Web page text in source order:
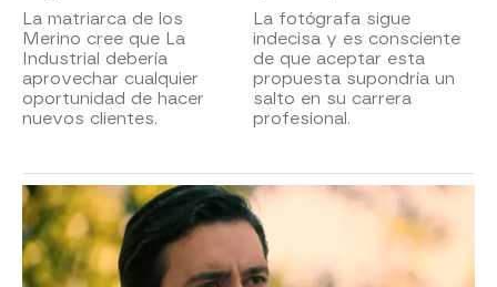
La matriarca de los
Merino cree que La
Industrial debería
aprovechar cualquier
oportunidad de hacer
nuevos clientes.
La fotógrafa sigue
indecisa y es consciente
de que aceptar esta
propuesta supondría un
salto en su carrera
profesional.